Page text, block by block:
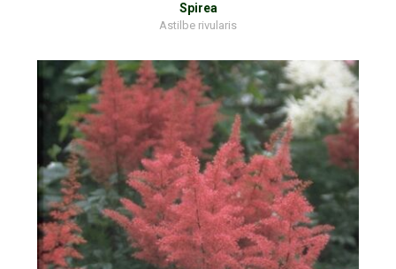
Spirea
Astilbe rivularis